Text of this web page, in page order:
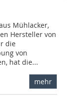
Mühlacker,
Hersteller von
die
von
hat die...
mehr